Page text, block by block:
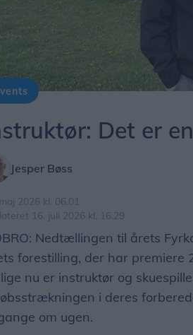
Det er
Jesper Bøss
2026 kl. 06.01
16. juli 2026 kl. 16.29
Nedtællingen til årets
forestilling, der har premiere
nu er instruktør og
i deres
om ugen.